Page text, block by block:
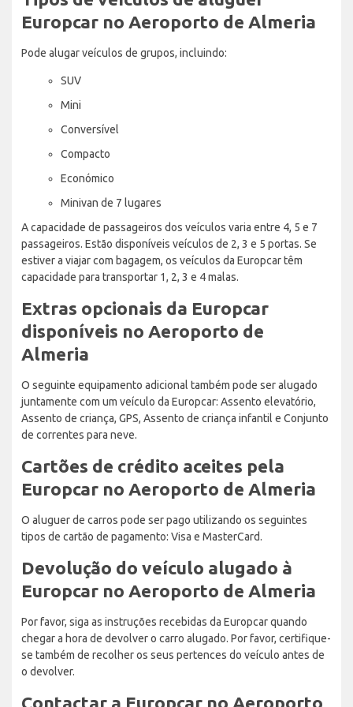
Europcar no Aeroporto de Almeria
Pode alugar veículos de grupos, incluindo:
SUV
Mini
Conversível
Compacto
Económico
Minivan de 7 lugares
A capacidade de passageiros dos veículos varia entre 4, 5 e 7
passageiros. Estão disponíveis veículos de 2, 3 e 5 portas. Se
estiver a viajar com bagagem, os veículos da Europcar têm
capacidade para transportar 1, 2, 3 e 4 malas.
Extras opcionais da Europcar
disponíveis no Aeroporto de
Almeria
O seguinte equipamento adicional também pode ser alugado
juntamente com um veículo da Europcar: Assento elevatório,
Assento de criança, GPS, Assento de criança infantil e Conjunto
de correntes para neve.
Cartões de crédito aceites pela
Europcar no Aeroporto de Almeria
O aluguer de carros pode ser pago utilizando os seguintes
tipos de cartão de pagamento: Visa e MasterCard.
Devolução do veículo alugado à
Europcar no Aeroporto de Almeria
Por favor, siga as instruções recebidas da Europcar quando
chegar a hora de devolver o carro alugado. Por favor, certifique-
se também de recolher os seus pertences do veículo antes de
o devolver.
Contactar a Europcar no Aeroporto